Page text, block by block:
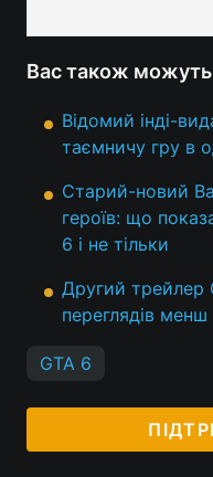
Вас також можуть
Відомий інді-
таємничу гру в
Старий-новий
героїв: що
6 і не тільки
Другий трейлер
переглядів
GTA 6